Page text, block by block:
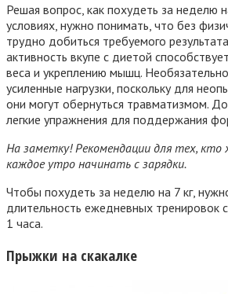
Решая вопрос, как похудеть за неделю
условиях, нужно понимать, что без
трудно добиться требуемого
активность вкупе с диетой
веса и укреплению мышц.
усиленные нагрузки, поскольку для
они могут обернуться травматизмом.
легкие упражнения для поддержания
На заметку! Рекомендации для тех, кто
каждое утро начинать с зарядки.
Чтобы похудеть за неделю на 7 кг,
длительность ежедневных тренировок
1 часа.
Прыжки на скакалке